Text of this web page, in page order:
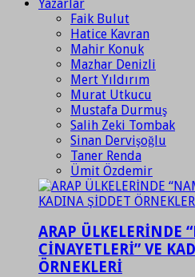
Yazarlar
Faik Bulut
Hatice Kavran
Mahir Konuk
Mazhar Denizli
Mert Yıldırım
Murat Utkucu
Mustafa Durmuş
Salih Zeki Tombak
Sinan Dervişoğlu
Taner Renda
Ümit Özdemir
ARAP ÜLKELERİNDE
CİNAYETLERİ” VE
ÖRNEKLERİ